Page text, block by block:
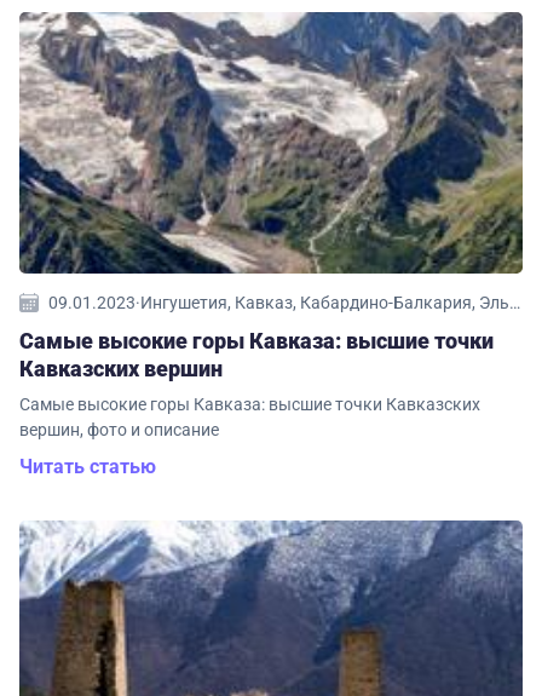
09.01.2023· Ингушетия, Кавказ, Кабардино-Балкария, Эльбрус
Самые высокие горы Кавказа: высшие точки
Кавказских вершин
Самые высокие горы Кавказа: высшие точки Кавказских
вершин, фото и описание
Читать статью